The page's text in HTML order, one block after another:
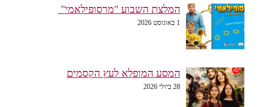
המלצת השבוע "מרסופילאמי"
1 באוגוסט 2026
המסע המופלא לעץ הקסמים
28 ביולי 2026